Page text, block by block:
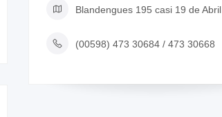
Blandengues 195 casi 19 de Abril
(00598) 473 30684 / 473 30668